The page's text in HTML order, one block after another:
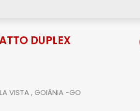
DUPLEX
VISTA , GOIÂNIA -GO